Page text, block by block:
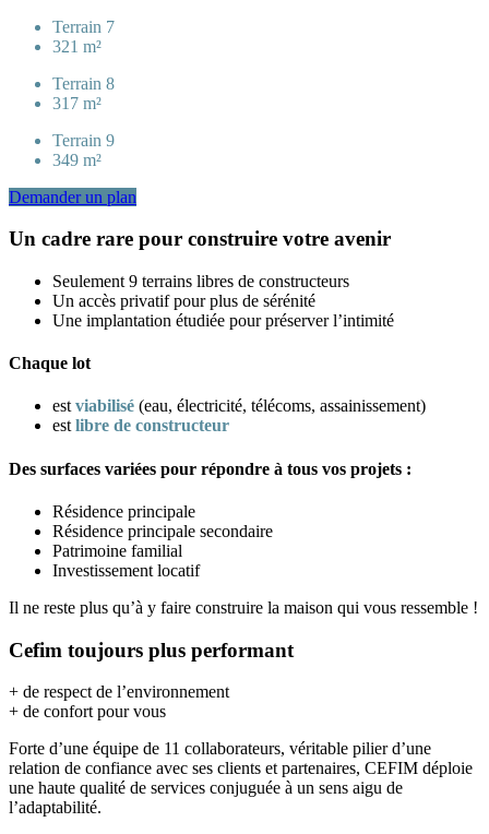
Terrain 7
321 m²
Terrain 8
317 m²
Terrain 9
349 m²
Demander un plan
Un cadre rare pour construire votre avenir
Seulement 9 terrains libres de constructeurs
Un accès privatif pour plus de sérénité
Une implantation étudiée pour préserver l’intimité
Chaque lot
estviabilisé (eau, électricité, télécoms, assainissement)
estlibre de constructeur
Des surfaces variées pour répondre à tous vos projets :
Résidence principale
Résidence principale secondaire
Patrimoine familial
Investissement locatif
Il ne reste plus qu’à y faire construire la maison qui vous ressemble !
Cefim toujours plus performant
+ de respect de l’environnement
+ de confort pour vous
Forte d’une équipe de 11 collaborateurs, véritable pilier d’une
relation de confiance avec ses clients et partenaires, CEFIM déploie
une haute qualité de services conjuguée à un sens aigu de
l’adaptabilité.